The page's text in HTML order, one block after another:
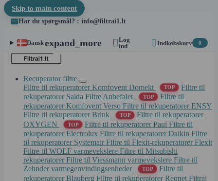
Skip to main content
Har du spørgsmål? : info@filtrai1.lt
Danskexpand_more Log
ind
Indkøbskurv 0
Recuperator filtre
Filtre til rekuperatorer Komfovent Domekt
TOP
Filtre til
rekuperatorer Salda Filtre Anbefalet TOP
Filtre til
rekuperatorer Komfovent Verso Filtre til rekuperatorer ENSY
Filtre til rekuperatorer Brink
TOP
Filtre til rekuperatorer
OXYGEN
TOP Filtre til rekuperatorer PaulFiltre til
rekuperatorer Electrolux Filtre til rekuperatorer Daikin Filtre
til rekuperatorer Systemair Filtre til Flexit-rekuperatorer Flexit
Filtre til WOLF varmevekslere Filtre til Mitsubishi
rekuperatorer Filtre til Viessmann varmevekslere Filtre til
Zehnder varmegenvindingsenheder
TOP
Filtre til
rekuperatorer Blauberg Filtre til rekuperatorer Reqnet Filtrai